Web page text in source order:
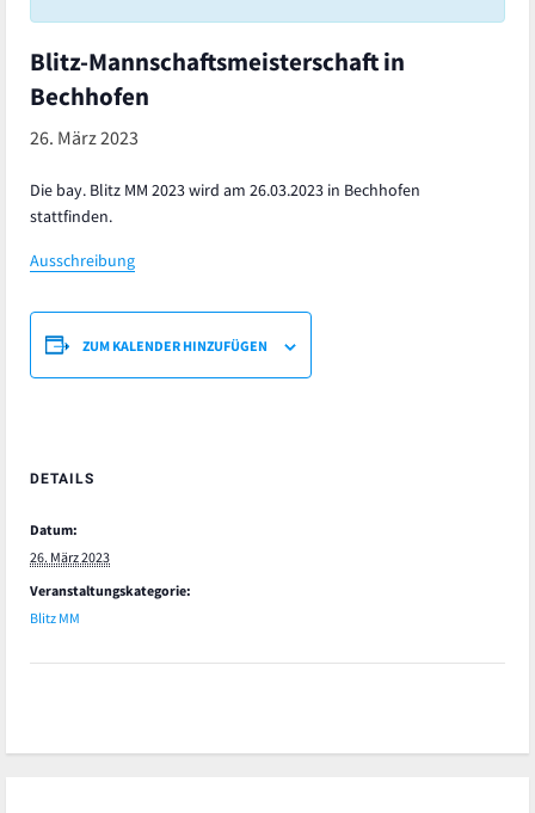
Blitz-Mannschaftsmeisterschaft in
Bechhofen
26. März 2023
Die bay. Blitz MM 2023 wird am 26.03.2023 in Bechhofen
stattfinden.
Ausschreibung
ZUM KALENDER HINZUFÜGEN
DETAILS
Datum:
26. März 2023
Veranstaltungskategorie:
Blitz MM